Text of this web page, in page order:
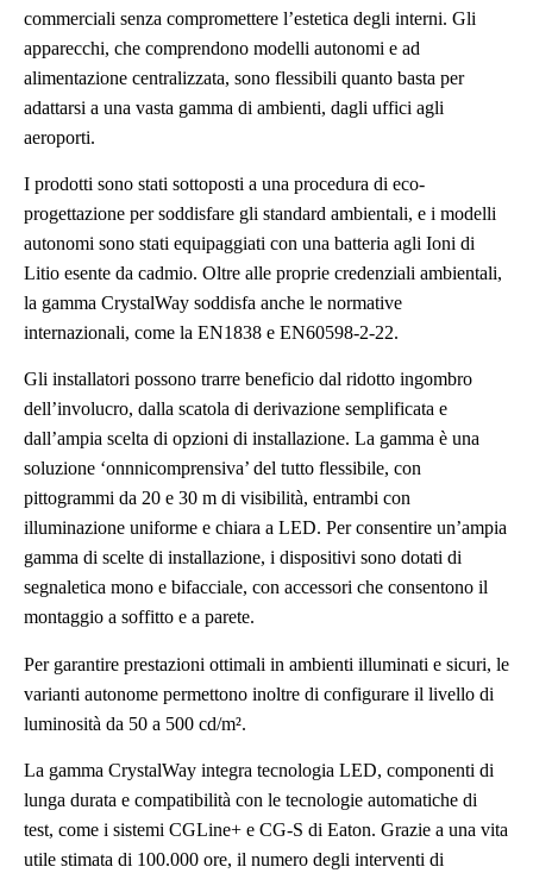
commerciali senza compromettere l’estetica degli interni. Gli
apparecchi, che comprendono modelli autonomi e ad
alimentazione centralizzata, sono flessibili quanto basta per
adattarsi a una vasta gamma di ambienti, dagli uffici agli
aeroporti.
I prodotti sono stati sottoposti a una procedura di eco-
progettazione per soddisfare gli standard ambientali, e i modelli
autonomi sono stati equipaggiati con una batteria agli Ioni di
Litio esente da cadmio. Oltre alle proprie credenziali ambientali,
la gamma CrystalWay soddisfa anche le normative
internazionali, come la EN1838 e EN60598-2-22.
Gli installatori possono trarre beneficio dal ridotto ingombro
dell’involucro, dalla scatola di derivazione semplificata e
dall’ampia scelta di opzioni di installazione. La gamma è una
soluzione ‘onnnicomprensiva’ del tutto flessibile, con
pittogrammi da 20 e 30 m di visibilità, entrambi con
illuminazione uniforme e chiara a LED. Per consentire un’ampia
gamma di scelte di installazione, i dispositivi sono dotati di
segnaletica mono e bifacciale, con accessori che consentono il
montaggio a soffitto e a parete.
Per garantire prestazioni ottimali in ambienti illuminati e sicuri, le
varianti autonome permettono inoltre di configurare il livello di
luminosità da 50 a 500 cd/m².
La gamma CrystalWay integra tecnologia LED, componenti di
lunga durata e compatibilità con le tecnologie automatiche di
test, come i sistemi CGLine+ e CG-S di Eaton. Grazie a una vita
utile stimata di 100.000 ore, il numero degli interventi di